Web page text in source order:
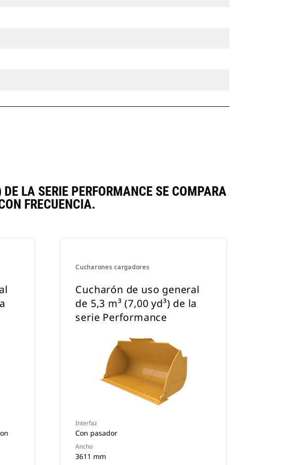
LA SERIE PERFORMANCE SE COMPARA
FRECUENCIA.
Cucharones cargadores
Cucharón de uso general
de 5,3 m³ (7,00 yd³) de la
serie Performance
Interfaz
Con pasador
Ancho
3611 mm